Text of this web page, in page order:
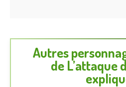
Autres
de L’attaque